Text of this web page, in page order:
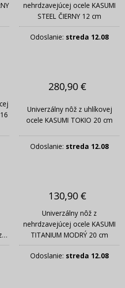
nehrdzavejúcej ocele KASUMI
STEEL ČIERNY 12 cm
Odoslanie: streda 12.08
280,90 €
Univerzálny nôž z uhlíkovej
ocele KASUMI TOKIO 20 cm
Odoslanie: streda 12.08
130,90 €
Univerzálny nôž z
nehrdzavejúcej ocele KASUMI
TITANIUM MODRÝ 20 cm
Odoslanie: streda 12.08